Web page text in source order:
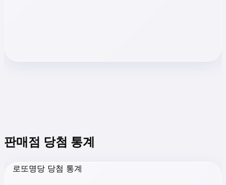
판매점 당첨 통계
로또명당 당첨 통계